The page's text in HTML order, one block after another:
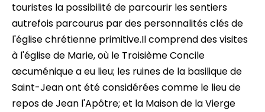
touristes la possibilité de parcourir les sentiers
autrefois parcourus par des personnalités clés de
l'église chrétienne primitive.Il comprend des visites
à l'église de Marie, où le Troisième Concile
œcuménique a eu lieu; les ruines de la basilique de
Saint-Jean ont été considérées comme le lieu de
repos de Jean l'Apôtre; et la Maison de la Vierge